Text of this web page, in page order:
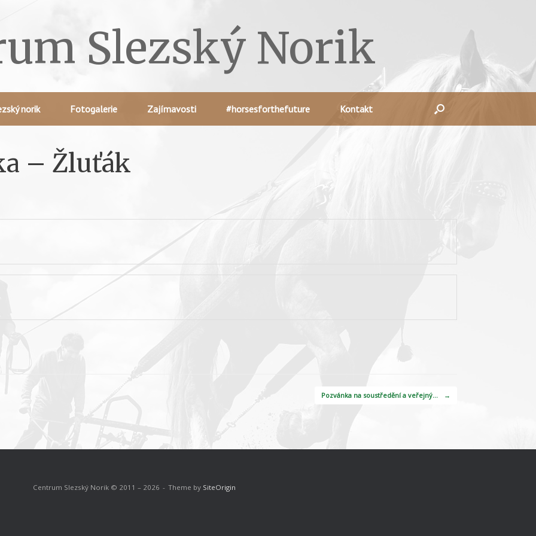
Slezský Norik
norik Fotogalerie Zajímavosti #horsesforthefuture Kontakt
– Žluťák
Pozvánka na soustředění a veřejný… →
Centrum Slezský Norik © 2011 – 2026 Theme by SiteOrigin